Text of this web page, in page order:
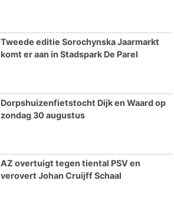
Tweede editie Sorochynska Jaarmarkt
komt er aan in Stadspark De Parel
Dorpshuizenfietstocht Dijk en Waard op
zondag 30 augustus
AZ overtuigt tegen tiental PSV en
verovert Johan Cruijff Schaal